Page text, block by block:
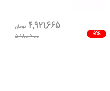
5%
4,921,665 تومان
5,180,700